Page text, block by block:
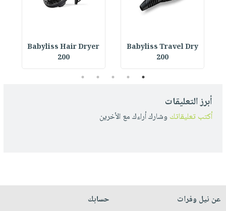
Babyliss Travel Dry
200
Babyliss Hair Dryer
200
1
2
3
4
5
أبرز التعليقات
أكتب تعليقاتك وشارك أراءك مع الأخرين
عن نيل وفرات
حسابك